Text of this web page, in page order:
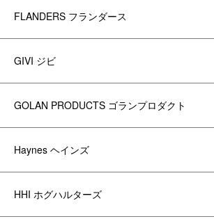
FLANDERS フランダース
GIVI ジビ
GOLAN PRODUCTS ゴランプロダクト
Haynes ヘインズ
HHI ホグハルターズ